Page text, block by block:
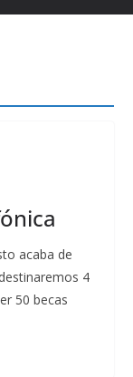
acaba de
4
50 becas